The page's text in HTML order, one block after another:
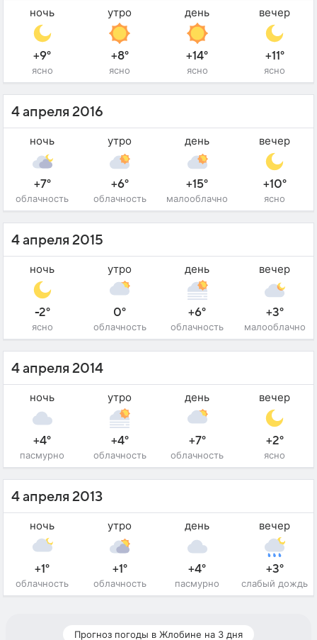
ночь
+9°
ясно
утро
+8°
ясно
день
+14°
ясно
вечер
+11°
ясно
4 апреля 2016
ночь
+7°
облачность
утро
+6°
облачность
день
+15°
малооблачно
вечер
+10°
ясно
4 апреля 2015
ночь
-2°
ясно
утро
0°
облачность
день
+6°
облачность
вечер
+3°
малооблачно
4 апреля 2014
ночь
+4°
пасмурно
утро
+4°
облачность
день
+7°
облачность
вечер
+2°
ясно
4 апреля 2013
ночь
+1°
облачность
утро
+1°
облачность
день
+4°
пасмурно
вечер
+3°
слабый дождь
Прогноз погоды в Жлобине на 3 дня